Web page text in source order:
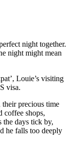
night together.
night might mean
Louie’s visiting
visa.
precious time
coffee shops,
the days tick by,
he falls too deeply